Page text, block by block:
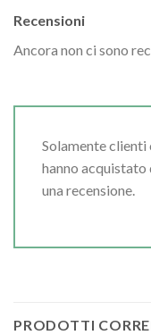
Recensioni
Ancora non ci sono
Solamente clienti
hanno
una recensione.
PRODOTTI